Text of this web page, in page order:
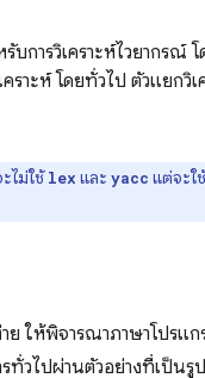
บการวิเคราะห์ไวยากรณ์
าะห์ โดยทั่วไป ตัวแยกวิเ
ไม่ใช้lex และ yacc แต่จะใ
ย ให้พิจารณาภาษาโปรแก
ทั่วไปผ่านตัวอย่างที่เป็นรู